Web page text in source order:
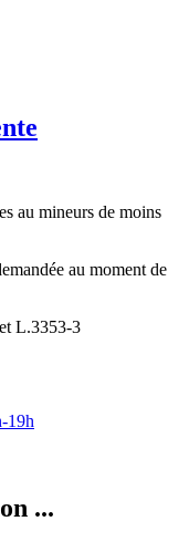
au mineurs de moins
au moment de
L.3353-3
19h
...